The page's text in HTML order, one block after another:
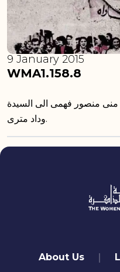
WMA1.158.8
9 January 2015
منصور فهمى الى السيدة
وداد مترى.
quick links
About Us